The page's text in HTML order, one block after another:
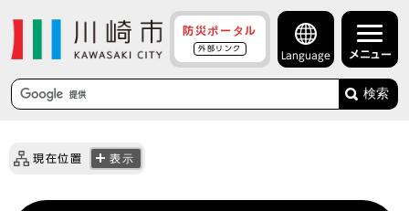
防災ポータル
外部リンク
Language メニュー
検索
現在位置 表示